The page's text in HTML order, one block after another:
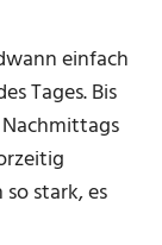
einfach
Tages. Bis
stark, es